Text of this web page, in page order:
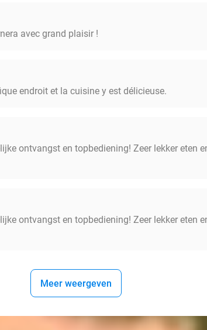
avec grand plaisir !
endroit et la cuisine y est délicieuse.
ontvangst en topbediening! Zeer lekker eten
ontvangst en topbediening! Zeer lekker eten
Meer weergeven